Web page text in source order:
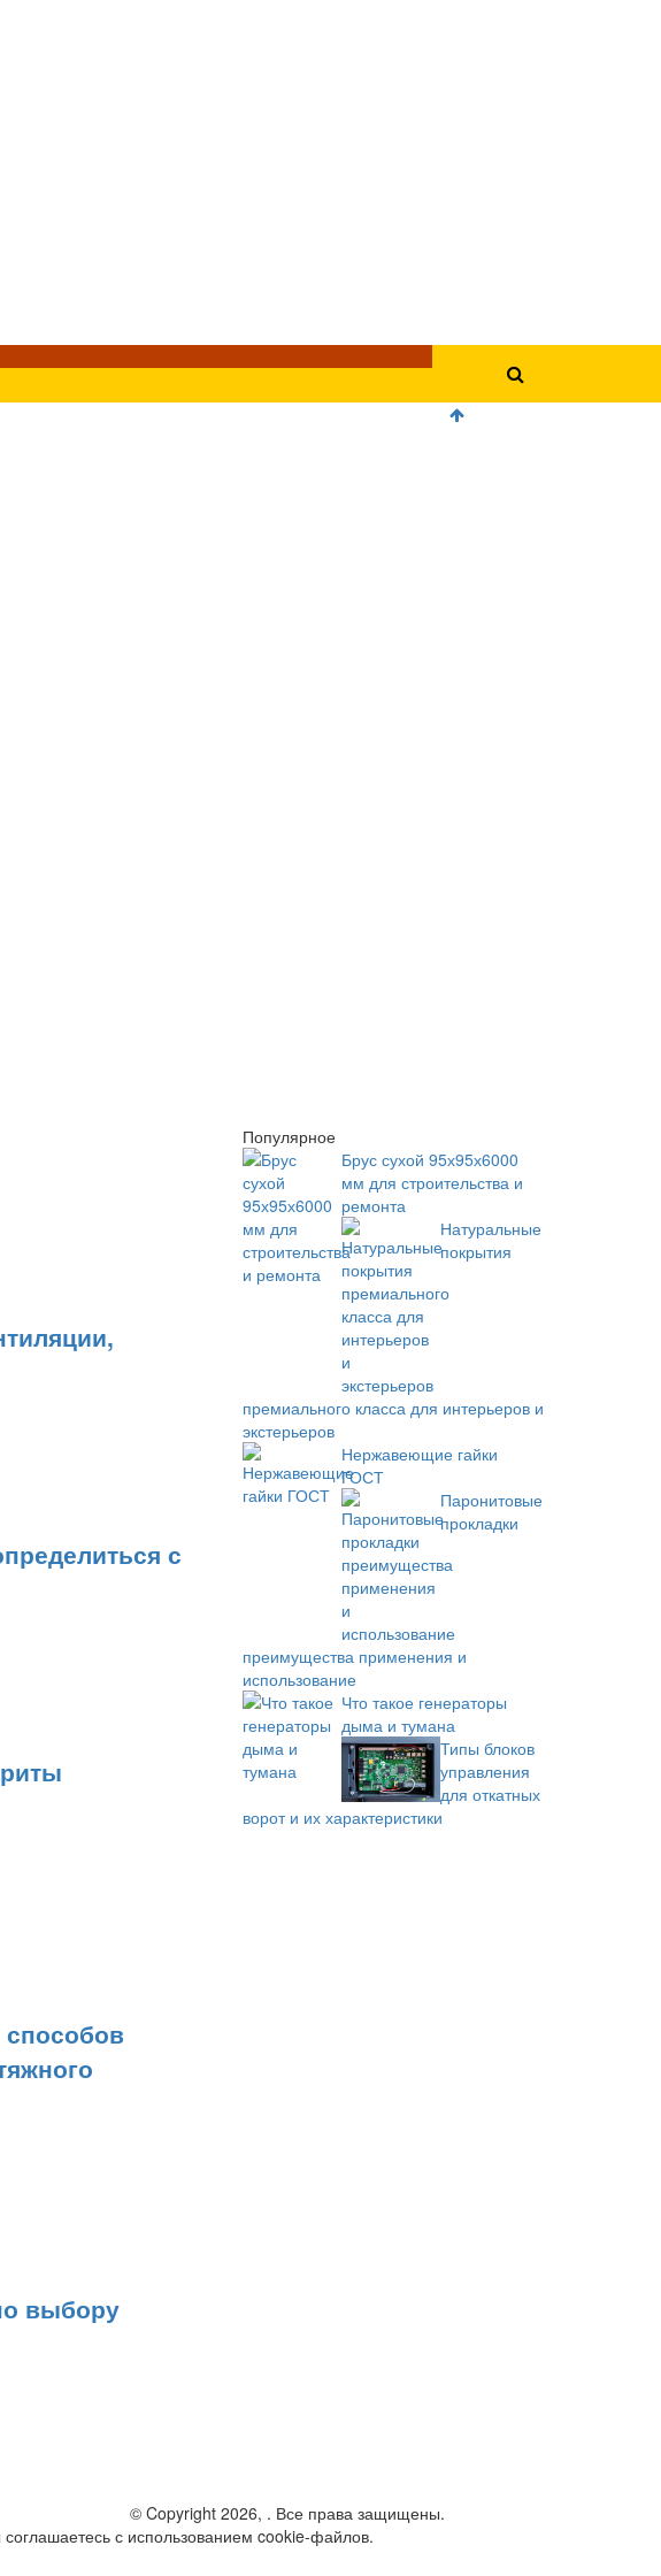
с
выбору
Популярное
Брус сухой 95х95х6000
мм для строительства и
ремонта
Натуральные
покрытия
премиального класса для интерьеров и
экстерьеров
Нержавеющие гайки
ГОСТ
Паронитовые
прокладки
преимущества применения и
использование
Что такое генераторы
дыма и тумана
Типы блоков
управления
для откатных
ворот и их характеристики
© Copyright 2026, . Все права защищены.
с использованием cookie-файлов.